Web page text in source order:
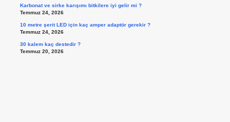
Karbonat ve sirke karışımı bitkilere iyi gelir mi ?
Temmuz 24, 2026
10 metre şerit LED için kaç amper adaptör gerekir ?
Temmuz 24, 2026
30 kalem kaç destedir ?
Temmuz 20, 2026